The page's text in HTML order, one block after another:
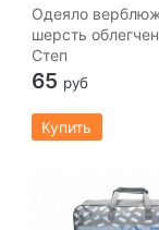
Одеяло
шерсть
Степ
65 руб
Купить